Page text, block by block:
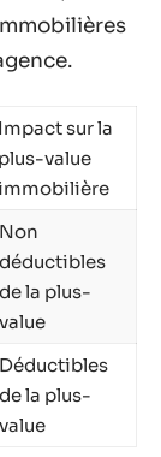
Impact sur la
plus-value
Non
déductibles
de la plus-
value
Déductibles
de la plus-
value